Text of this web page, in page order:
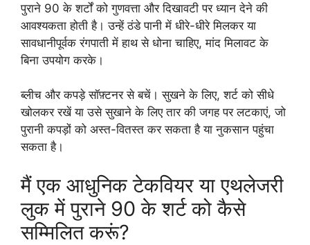
पुराने 90 के शर्टों को गुणवत्ता और दिखावटी पर ध्यान देने की
आवश्यकता होती है। उन्हें ठंडे पानी में धीरे-धीरे मिलकर या
सावधानीपूर्वक रंगपाती में हाथ से धोना चाहिए, मांद मिलावट के
बिना उपयोग करके।
ब्लीच और कपड़े सॉफ़्टनर से बचें। सुखने के लिए, शर्ट को सीधे
खोलकर रखें या उसे सुखाने के लिए तार की जगह पर लटकाएं, जो
पुरानी कपड़ों को अस्त-वितस्त कर सकता है या नुकसान पहुंचा
सकता है।
मैं एक आधुनिक टेकवियर या एथलेजरी
लुक में पुराने 90 के शर्ट को कैसे
सम्मिलित करूं?